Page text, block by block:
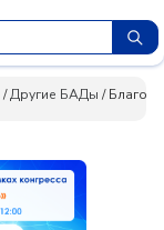
/Другие БАДы /Благо-